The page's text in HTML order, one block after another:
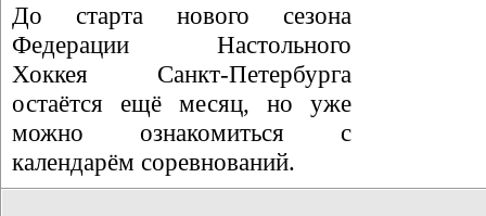
До старта нового сезона
Федерации Настольного
Хоккея Санкт-Петербурга
остаётся ещё месяц, но уже
можно ознакомиться с
календарём соревнований.